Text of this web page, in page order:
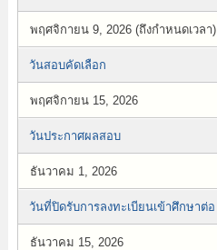
พฤศจิกายน 9, 2026 (ถึงกำหนดเวลา)
วันสอบคัดเลือก
พฤศจิกายน 15, 2026
วันประกาศผลสอบ
ธันวาคม 1, 2026
วันที่ปิดรับการลงทะเบียนเข้าศึกษาต่อ
ธันวาคม 15, 2026